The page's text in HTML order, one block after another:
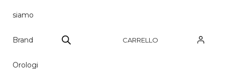
siamo
Brand
Orologi
CARRELLO
CONTATTI